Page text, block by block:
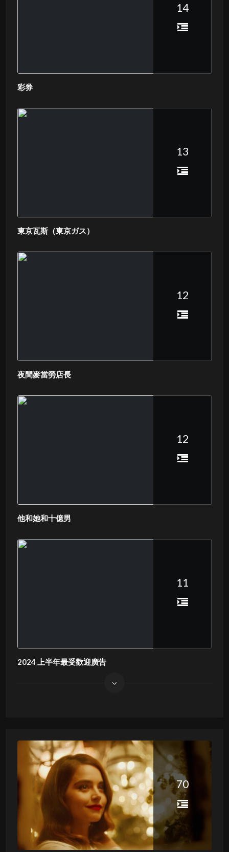
14
彩券
13
東京瓦斯（東京ガス）
12
夜間麥當勞店長
12
他和她和十億男
11
2024 上半年最受歡迎廣告
70